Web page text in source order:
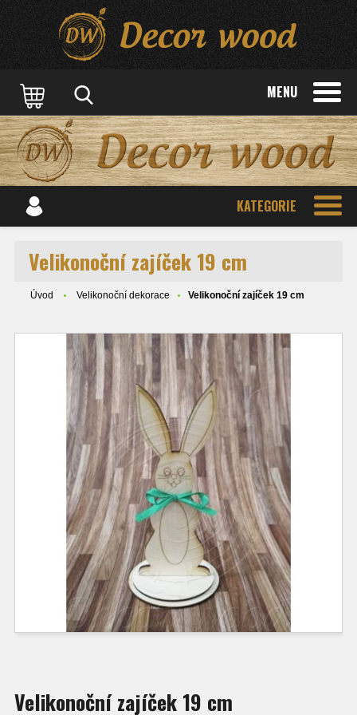
MENU
KATEGORIE
Velikonoční zajíček 19 cm
Úvod Velikonoční dekorace Velikonoční zajíček 19 cm
Velikonoční zajíček 19 cm